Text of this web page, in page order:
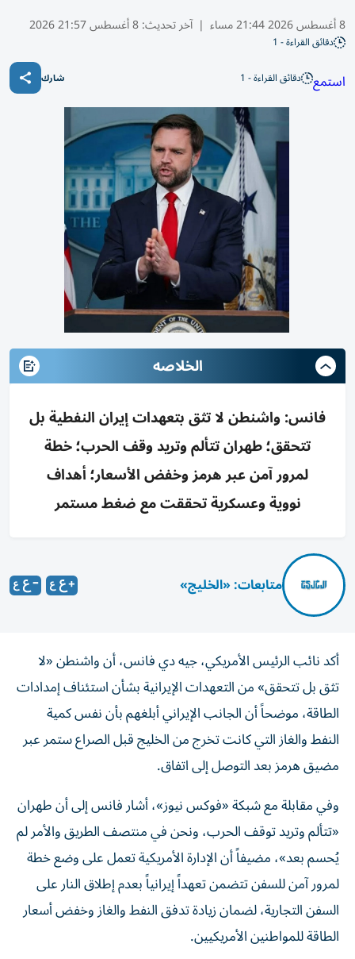
8 أغسطس 2026 21:44 مساء | آخر تحديث:8 أغسطس 21:57 2026
دقائق القراءة - 1
استمع دقائق القراءة - 1 شارك
الخلاصه
فانس: واشنطن لا تثق بتعهدات إيران النفطية بل
تتحقق؛ طهران تتألم وتريد وقف الحرب؛ خطة
لمرور آمن عبر هرمز وخفض الأسعار؛ أهداف
نووية وعسكرية تحققت مع ضغط مستمر
متابعات: «الخليج»
أكد نائب الرئيس الأمريكي، جيه دي فانس، أن واشنطن «لا
تثق بل تتحقق» من التعهدات الإيرانية بشأن استئناف إمدادات
الطاقة، موضحاً أن الجانب الإيراني أبلغهم بأن نفس كمية
النفط والغاز التي كانت تخرج من الخليج قبل الصراع ستمر عبر
مضيق هرمز بعد التوصل إلى اتفاق.
وفي مقابلة مع شبكة «فوكس نيوز»، أشار فانس إلى أن طهران
«تتألم وتريد توقف الحرب، ونحن في منتصف الطريق والأمر لم
يُحسم بعد»، مضيفاً أن الإدارة الأمريكية تعمل على وضع خطة
لمرور آمن للسفن تتضمن تعهداً إيرانياً بعدم إطلاق النار على
السفن التجارية، لضمان زيادة تدفق النفط والغاز وخفض أسعار
الطاقة للمواطنين الأمريكيين.